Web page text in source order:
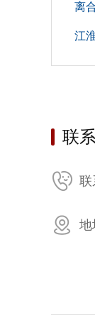
离
江
联
联
地